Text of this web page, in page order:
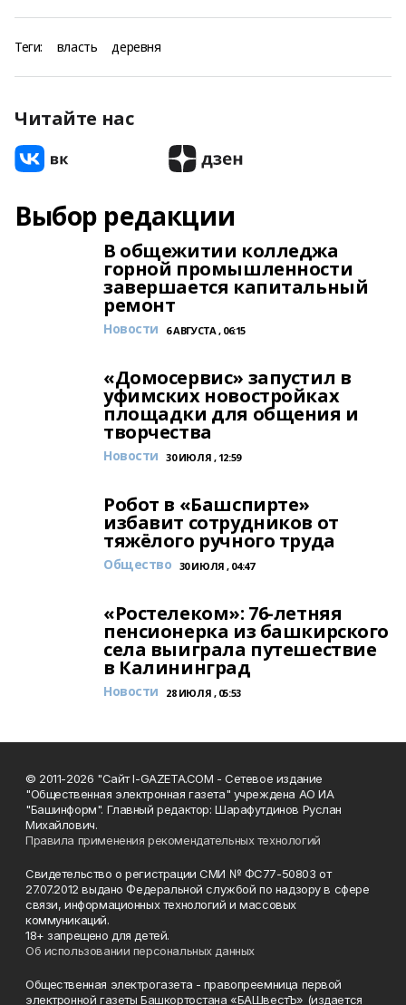
Теги: власть деревня
Читайте нас
Выбор редакции
В общежитии колледжа
горной промышленности
завершается капитальный
ремонт
Новости 6 АВГУСТА , 06:15
«Домосервис» запустил в
уфимских новостройках
площадки для общения и
творчества
Новости 30 ИЮЛЯ , 12:59
Робот в «Башспирте»
избавит сотрудников от
тяжёлого ручного труда
Общество 30 ИЮЛЯ , 04:47
«Ростелеком»: 76-летняя
пенсионерка из башкирского
села выиграла путешествие
в Калининград
Новости 28 ИЮЛЯ , 05:53
© 2011-2026 "Сайт I-GAZETA.COM - Сетевое издание
"Общественная электронная газета" учреждена АО ИА
"Башинформ". Главный редактор: Шарафутдинов Руслан
Михайлович.
Правила применения рекомендательных технологий
Свидетельство о регистрации СМИ № ФС77-50803 от
27.07.2012 выдано Федеральной службой по надзору в сфере
связи, информационных технологий и массовых
коммуникаций.
18+ запрещено для детей.
Об использовании персональных данных
Общественная электрогазета - правопреемница первой
электронной газеты Башкортостана «БАШвестЪ» (издается